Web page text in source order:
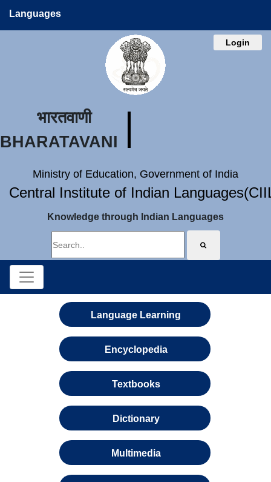
Languages
Login
भारतवाणी
BHARATAVANI
Ministry of Education, Government of India
Central Institute of Indian
Knowledge through Indian Languages
Language Learning
Encyclopedia
Textbooks
Dictionary
Multimedia